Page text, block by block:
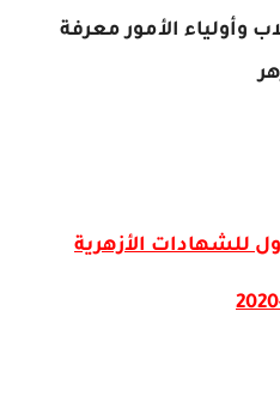
وأولياء الأمور معرفة
للشهادات الأزهرية